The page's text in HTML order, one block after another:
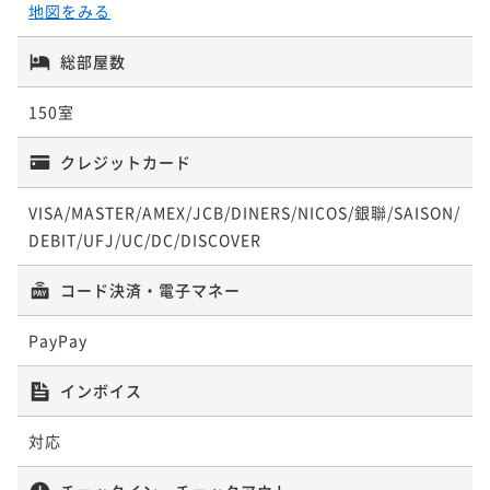
地図をみる
総部屋数
150室
クレジットカード
VISA/MASTER/AMEX/JCB/DINERS/NICOS/銀聯/SAISON/
DEBIT/UFJ/UC/DC/DISCOVER
コード決済・電子マネー
PayPay
インボイス
対応